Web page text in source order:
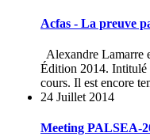
Acfas - La preuve
Alexandre Lamarre
Édition 2014. Intitulé
cours. Il est encore
24 Juillet 2014
Meeting PALSEA-